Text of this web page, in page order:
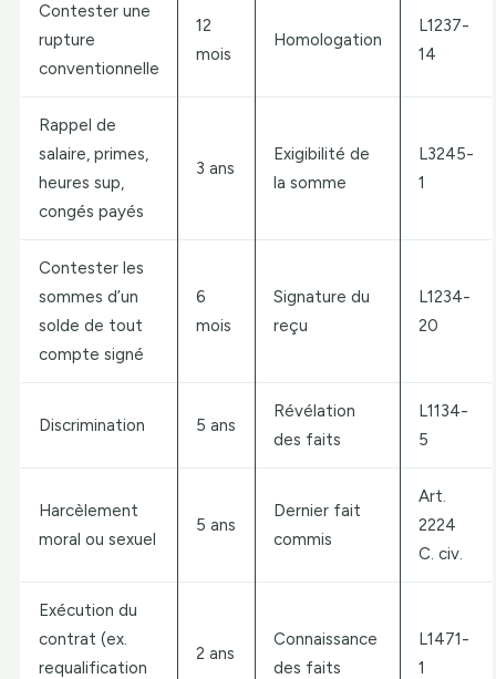
Contester une
rupture
conventionnelle
12
mois
Homologation
L1237-
14
Rappel de
salaire, primes,
heures sup,
congés payés
3 ans
Exigibilité de
la somme
L3245-
1
Contester les
sommes d’un
solde de tout
compte signé
6
mois
Signature du
reçu
L1234-
20
Discrimination 5 ans
Révélation
des faits
L1134-
5
Harcèlement
moral ou sexuel
5 ans
Dernier fait
commis
Art.
2224
C. civ.
Exécution du
contrat (ex.
requalification
2 ans
Connaissance
des faits
L1471-
1